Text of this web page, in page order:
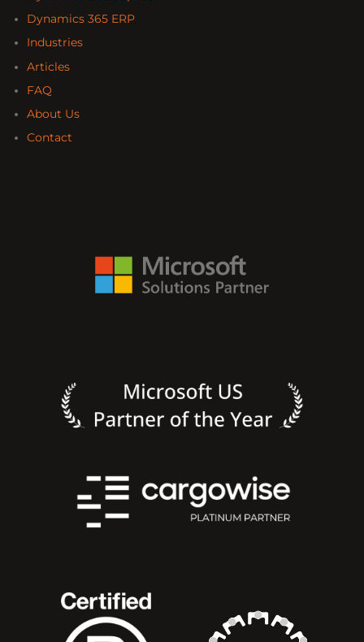
Dynamics 365 ERP
Industries
Articles
FAQ
About Us
Contact